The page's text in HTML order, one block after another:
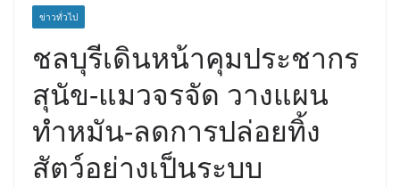
ข่าวทั่วไป
ชลบุรีเดินหน้าคุมประชากร
สุนัข-แมวจรจัด วางแผน
ทำหมัน-ลดการปล่อยทิ้ง
สัตว์อย่างเป็นระบบ